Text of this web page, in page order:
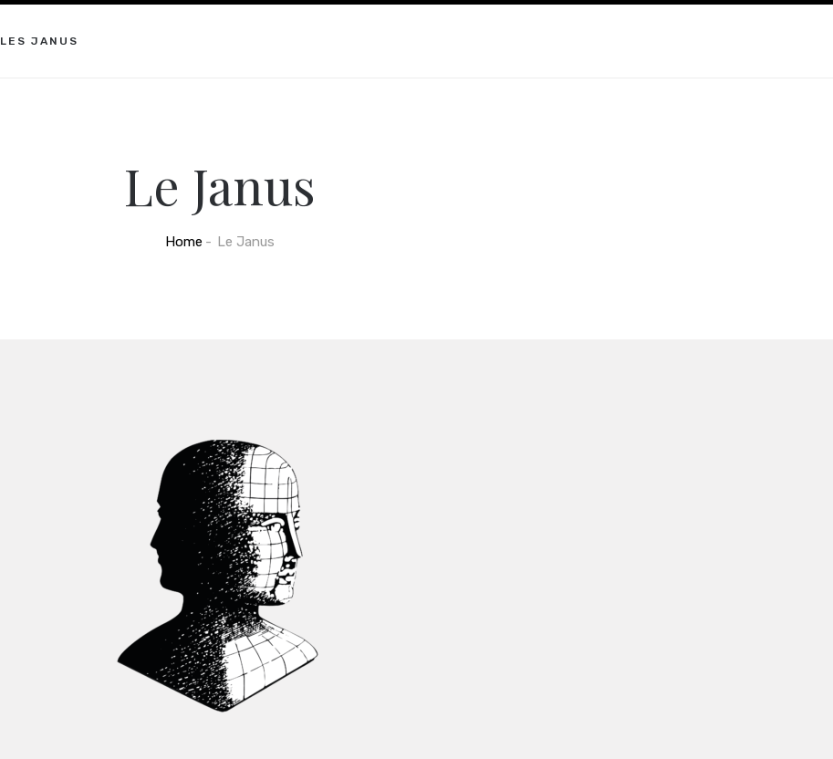
LES JANUS
Le Janus
Home Le Janus